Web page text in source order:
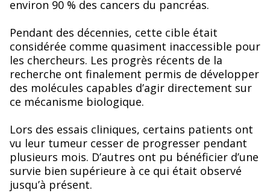
environ 90 % des cancers du pancréas.
Pendant des décennies, cette cible était
considérée comme quasiment inaccessible pour
les chercheurs. Les progrès récents de la
recherche ont finalement permis de développer
des molécules capables d’agir directement sur
ce mécanisme biologique.
Lors des essais cliniques, certains patients ont
vu leur tumeur cesser de progresser pendant
plusieurs mois. D’autres ont pu bénéficier d’une
survie bien supérieure à ce qui était observé
jusqu’à présent.